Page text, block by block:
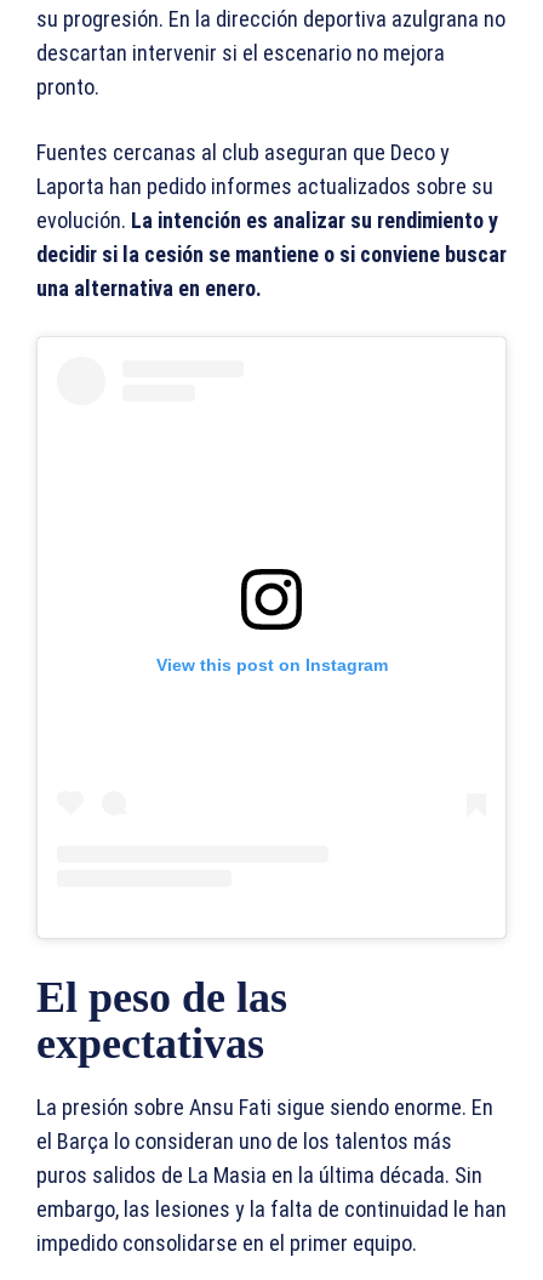
su progresión. En la dirección deportiva azulgrana no
descartan intervenir si el escenario no mejora
pronto.
Fuentes cercanas al club aseguran que Deco y
Laporta han pedido informes actualizados sobre su
evolución. La intención es analizar su rendimiento y
decidir si la cesión se mantiene o si conviene buscar
una alternativa en enero.
View this post on Instagram
El peso de las
expectativas
La presión sobre Ansu Fati sigue siendo enorme. En
el Barça lo consideran uno de los talentos más
puros salidos de La Masia en la última década. Sin
embargo, las lesiones y la falta de continuidad le han
impedido consolidarse en el primer equipo.